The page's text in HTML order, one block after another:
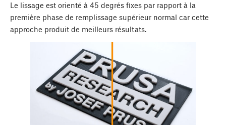
Le lissage est orienté à 45 degrés fixes par rapport à la
première phase de remplissage supérieur normal car cette
approche produit de meilleurs résultats.